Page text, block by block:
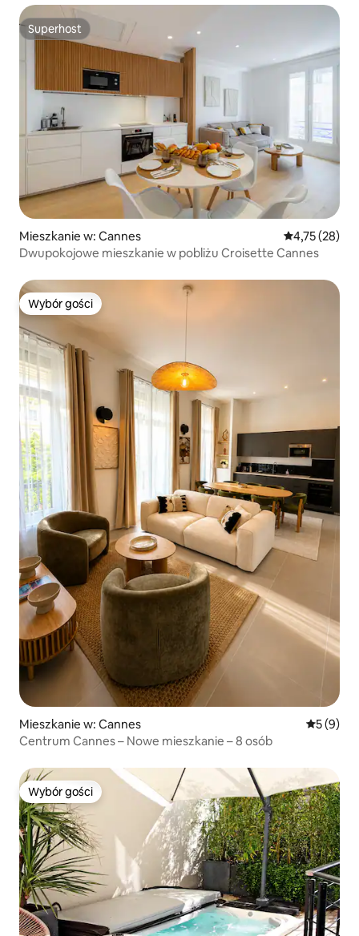
Superhost
Superhost
Mieszkanie w: Cannes Średnia
4,75 (28)
Dwupokojowe mieszkanie w pobliżu Croisette Cannes
Wybór gości
Wybór gości
Mieszkanie w: Cannes Średnia
5 (9)
Centrum Cannes – Nowe mieszkanie – 8 osób
Wybór gości
Wybór gości